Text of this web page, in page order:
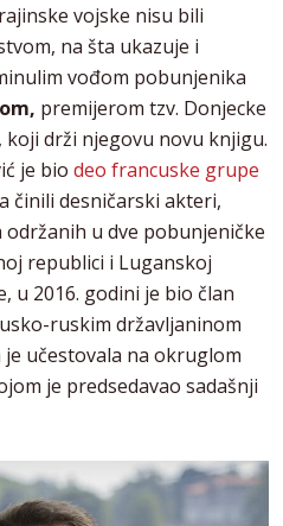
vojske nisu bili
na šta ukazuje i
vođom pobunjenika
premijerom tzv. Donjecke
koji drži njegovu novu knjigu.
je bio deo francuske grupe
činili desničarski akteri,
u dve pobunjeničke
republici i Luganskoj
u 2016. godini je bio član
ruskim državljaninom
je učestovala na okruglom
je predsedavao sadašnji